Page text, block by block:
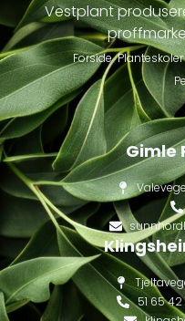
Vestplant
Forside Planteskoler
Gimle
51 65